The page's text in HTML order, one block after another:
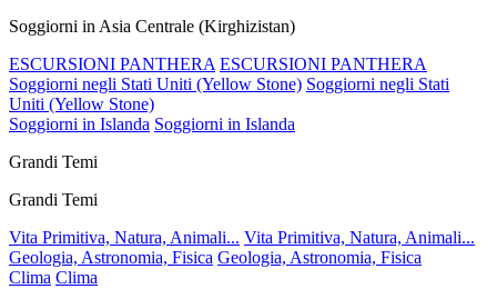
Soggiorni in Asia Centrale (Kirghizistan)
ESCURSIONI PANTHERA ESCURSIONI PANTHERA
Soggiorni negli Stati Uniti (Yellow Stone) Soggiorni negli Stati
Uniti (Yellow Stone)
Soggiorni in Islanda Soggiorni in Islanda
Grandi Temi
Grandi Temi
Vita Primitiva, Natura, Animali... Vita Primitiva, Natura, Animali...
Geologia, Astronomia, Fisica Geologia, Astronomia, Fisica
Clima Clima